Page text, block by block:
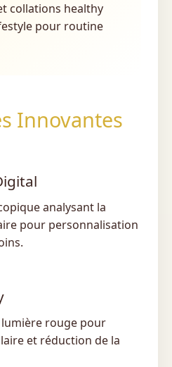
collations healthy
pour routine
Innovantes
analysant la
pour personnalisation
rouge pour
et réduction de la